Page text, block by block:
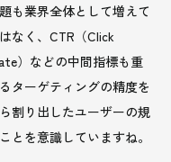
も業界全体として増えて
なく、CTR（Click
）などの中間指標も重
ターゲティングの精度を
割り出したユーザーの規
とを意識していますね。